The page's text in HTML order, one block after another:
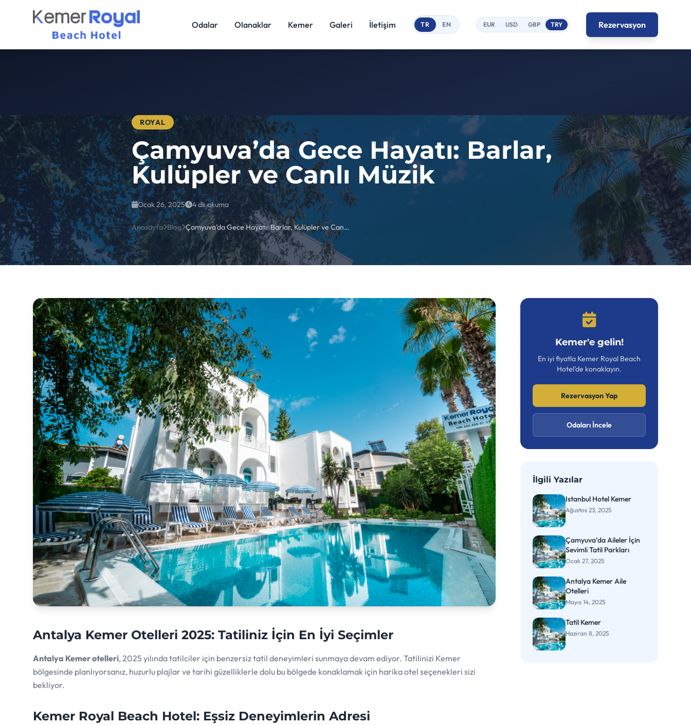
Odalar Olanaklar Kemer Galeri İletişim TR EN EUR USD GBP TRY Rezervasyon
ROYAL
Çamyuva’da Gece Hayatı: Barlar,
Kulüpler ve Canlı Müzik
Ocak 26, 2025 4 dk okuma
Anasayfa Blog Çamyuva’da Gece Hayatı: Barlar, Kulüpler ve Canlı Müzik
Antalya Kemer Otelleri 2025: Tatiliniz İçin En İyi Seçimler
Antalya Kemer otelleri, 2025 yılında tatilciler için benzersiz tatil deneyimleri sunmaya devam ediyor. Tatilinizi Kemer
bölgesinde planlıyorsanız, huzurlu plajlar ve tarihi güzelliklerle dolu bu bölgede konaklamak için harika otel seçenekleri sizi
bekliyor.
Kemer Royal Beach Hotel: Eşsiz Deneyimlerin Adresi
Kemer'e gelin!
En iyi fiyatla Kemer Royal Beach
Hotel'de konaklayın.
Rezervasyon Yap
Odaları İncele
İlgili Yazılar
Istanbul Hotel Kemer
Ağustos 23, 2025
Çamyuva’da Aileler İçin
Sevimli Tatil Parkları
Ocak 27, 2025
Antalya Kemer Aile
Otelleri
Mayıs 14, 2025
Tatil Kemer
Haziran 8, 2025